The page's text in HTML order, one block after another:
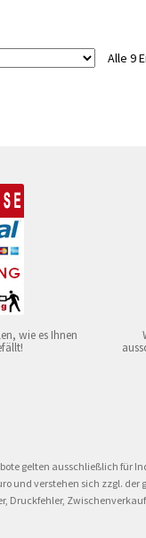
Alle 9
wie es Ihnen
gelten ausschließlich
und verstehen sich zzgl.
Druckfehler,